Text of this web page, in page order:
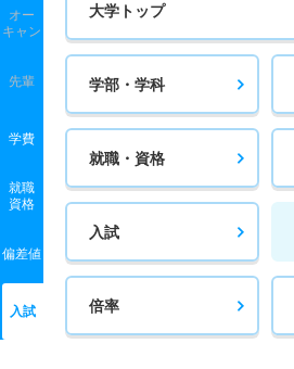
オー
キャン
先輩
学費
就職
資格
偏差値
入試
大学トップ
学部・学科
就職・資格
入試
倍率